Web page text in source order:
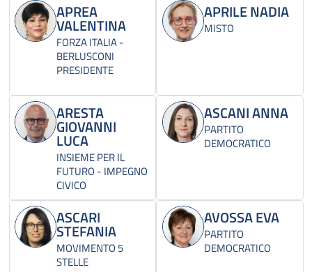
APREA
VALENTINA
FORZA ITALIA -
BERLUSCONI
PRESIDENTE
APRILE NADIA
MISTO
ARESTA
GIOVANNI
LUCA
INSIEME PER IL
FUTURO - IMPEGNO
CIVICO
ASCANI ANNA
PARTITO
DEMOCRATICO
ASCARI
STEFANIA
MOVIMENTO 5
STELLE
AVOSSA EVA
PARTITO
DEMOCRATICO